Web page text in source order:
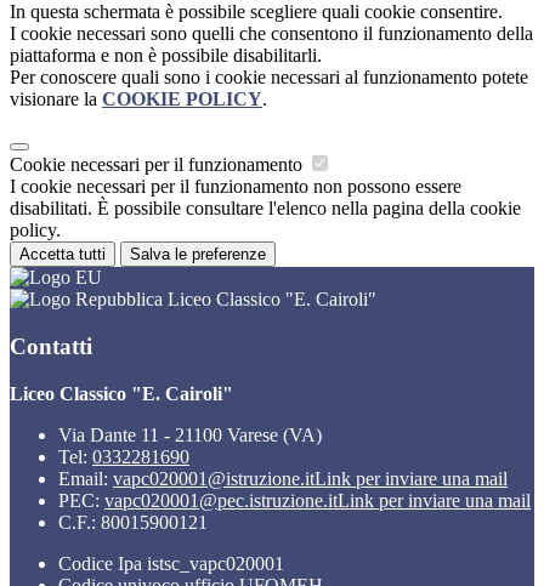
In questa schermata è possibile scegliere quali cookie consentire.
I cookie necessari sono quelli che consentono il funzionamento della
piattaforma e non è possibile disabilitarli.
Per conoscere quali sono i cookie necessari al funzionamento potete
visionare la COOKIE POLICY.
Cookie necessari per il funzionamento
I cookie necessari per il funzionamento non possono essere
disabilitati. È possibile consultare l'elenco nella pagina della cookie
policy.
Accetta tutti Salva le preferenze
Liceo Classico "E. Cairoli"
Contatti
Liceo Classico "E. Cairoli"
Via Dante 11 - 21100 Varese (VA)
Tel: 0332281690
Email: vapc020001@istruzione.itLink per inviare una mail
PEC: vapc020001@pec.istruzione.itLink per inviare una mail
C.F.: 80015900121
Codice Ipa istsc_vapc020001